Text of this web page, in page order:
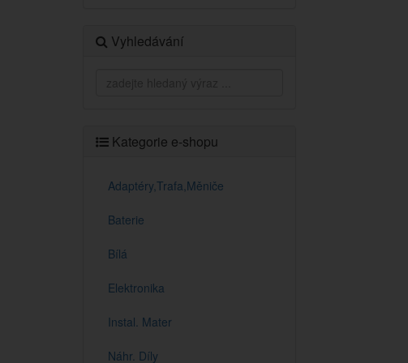
Vyhledávání
Kategorie e-shopu
Adaptéry,Trafa,Měniče
Baterie
Bílá
Elektronika
Instal. Mater
Náhr. Díly